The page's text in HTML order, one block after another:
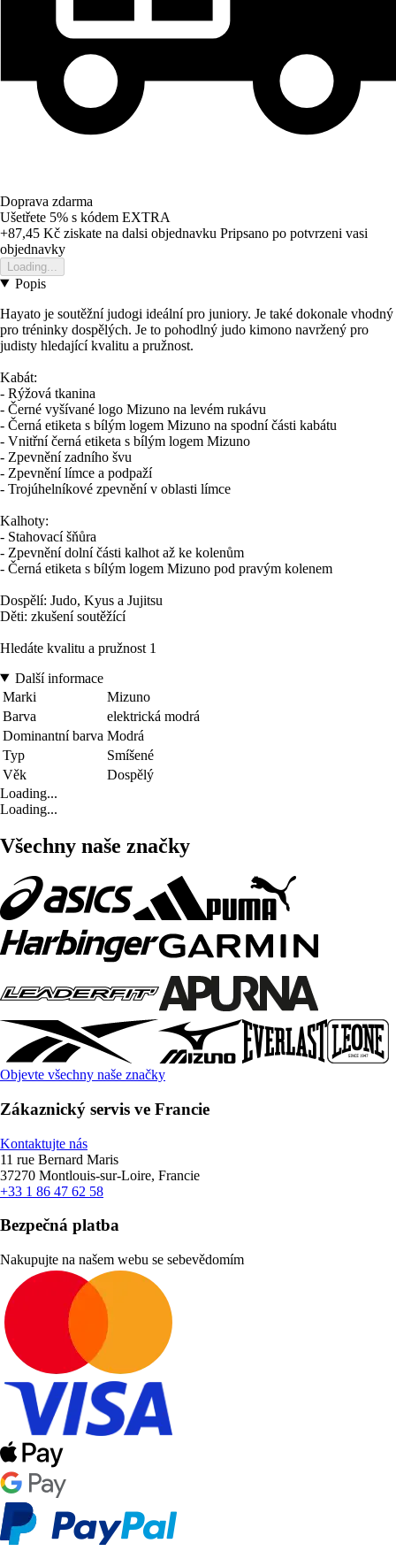
Doprava zdarma
Ušetřete 5% s kódem EXTRA
+87,45 Kč ziskate na dalsi objednavku Pripsano po potvrzeni vasi
objednavky
Loading...
Popis
Hayato je soutěžní judogi ideální pro juniory. Je také dokonale vhodný
pro tréninky dospělých. Je to pohodlný judo kimono navržený pro
judisty hledající kvalitu a pružnost.
Kabát:
- Rýžová tkanina
- Černé vyšívané logo Mizuno na levém rukávu
- Černá etiketa s bílým logem Mizuno na spodní části kabátu
- Vnitřní černá etiketa s bílým logem Mizuno
- Zpevnění zadního švu
- Zpevnění límce a podpaží
- Trojúhelníkové zpevnění v oblasti límce
Kalhoty:
- Stahovací šňůra
- Zpevnění dolní části kalhot až ke kolenům
- Černá etiketa s bílým logem Mizuno pod pravým kolenem
Dospělí: Judo, Kyus a Jujitsu
Děti: zkušení soutěžící
Hledáte kvalitu a pružnost 1
Další informace
Marki
Mizuno
Barva
elektrická modrá
Dominantní barva Modrá
Typ
Smíšené
Věk
Dospělý
Loading...
Loading...
Všechny naše značky
Objevte všechny naše značky
Zákaznický servis ve Francie
Kontaktujte nás
11 rue Bernard Maris
37270 Montlouis-sur-Loire, Francie
+33 1 86 47 62 58
Bezpečná platba
Nakupujte na našem webu se sebevědomím